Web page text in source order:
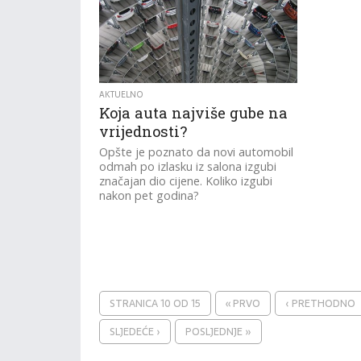
AKTUELNO
Koja auta najviše gube na
vrijednosti?
Opšte je poznato da novi automobil
odmah po izlasku iz salona izgubi
značajan dio cijene. Koliko izgubi
nakon pet godina?
STRANICA 10 OD 15 « PRVO ‹ PRETHODNO
SLJEDEĆE ›
POSLJEDNJE »